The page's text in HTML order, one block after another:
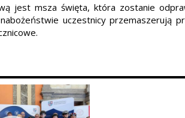
jest msza święta, która zostanie
uczestnicy przemaszerują